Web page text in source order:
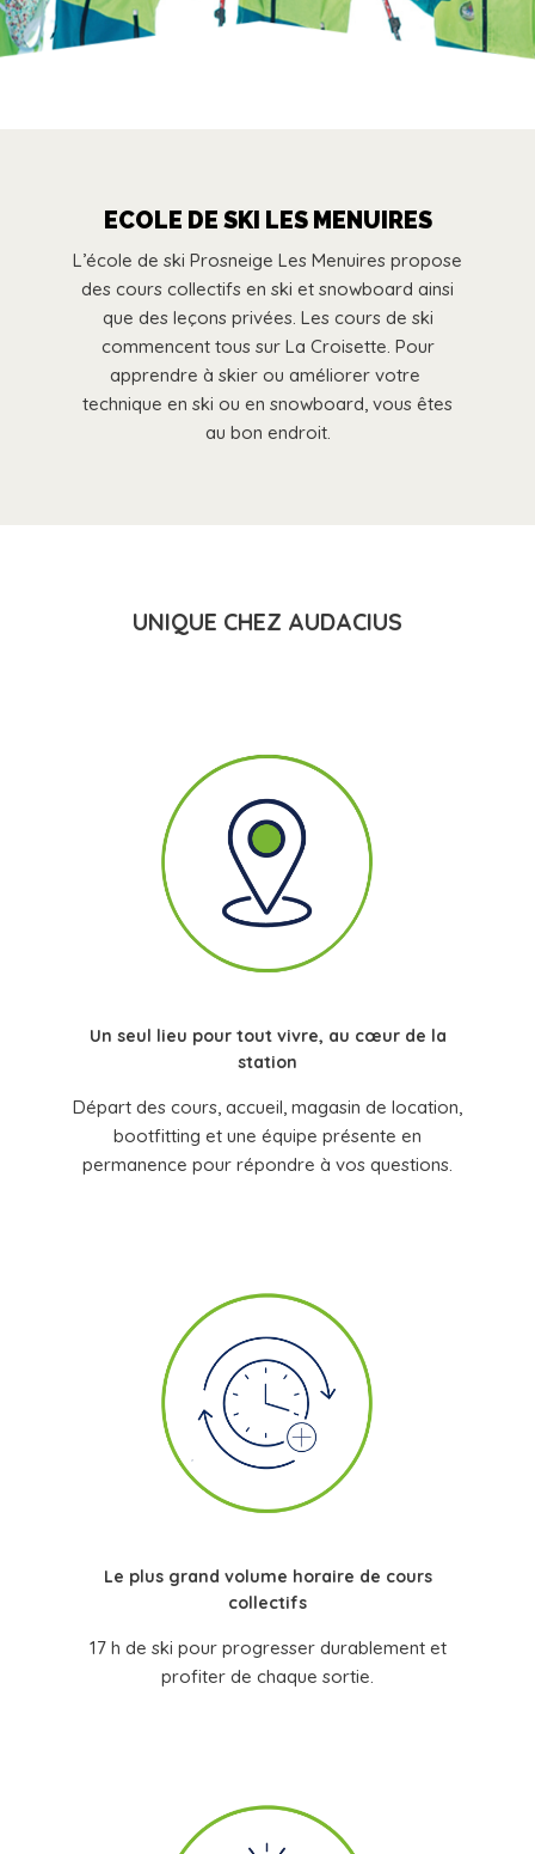
ECOLE DE SKI LES MENUIRES
L’école de ski Prosneige Les Menuires propose
des cours collectifs en ski et snowboard ainsi
que des leçons privées. Les cours de ski
commencent tous sur La Croisette. Pour
apprendre à skier ou améliorer votre
technique en ski ou en snowboard, vous êtes
au bon endroit.
UNIQUE CHEZ AUDACIUS
Un seul lieu pour tout vivre, au cœur de la
station
Départ des cours, accueil, magasin de location,
bootfitting et une équipe présente en
permanence pour répondre à vos questions.
Le plus grand volume horaire de cours
collectifs
17 h de ski pour progresser durablement et
profiter de chaque sortie.